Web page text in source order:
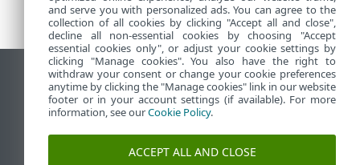
Ver sitio del escritorio
End of Life
Base de conocimiento de ESET
Foro de ESET
and serve you with personalized ads. You can agree to the
collection of all cookies by clicking "Accept all and close",
decline all non-essential cookies by choosing "Accept
essential cookies only", or adjust your cookie settings by
clicking "Manage cookies". You also have the right to
withdraw your consent or change your cookie preferences
anytime by clicking the "Manage cookies" link in our website
footer or in your account settings (if available). For more
information, see ourCookie Policy.
ACCEPT ALL AND CLOSE